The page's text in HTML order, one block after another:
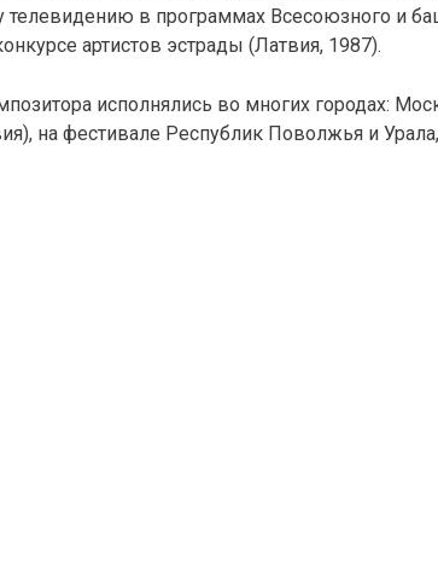
телевидению в программах Всесоюзного и
артистов эстрады (Латвия, 1987).
исполнялись во многих городах:
на фестивале Республик Поволжья и